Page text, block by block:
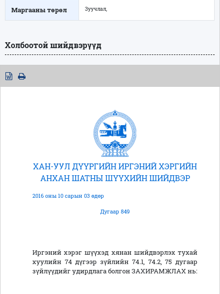
Маргааны төрөл Зуучлал,
Холбоотой шийдвэрүүд
ХАН-УУЛ ДҮҮРГИЙН ИРГЭНИЙ ХЭРГИЙН
АНХАН ШАТНЫ ШҮҮХИЙН ШИЙДВЭР
2016 оны 10 сарын 03 өдөр
Дугаар 849
Иргэний хэрэг шүүхэд хянан шийдвэрлэх тухай
хуулийн 74 дүгээр зүйлийн 74.1, 74.2, 75 дугаар
зүйлүүдийг удирдлага болгон ЗАХИРАМЖЛАХ нь: